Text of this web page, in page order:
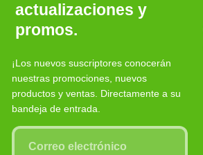
actualizaciones y
promos.
¡Los nuevos suscriptores conocerán
nuestras promociones, nuevos
productos y ventas. Directamente a su
bandeja de entrada.